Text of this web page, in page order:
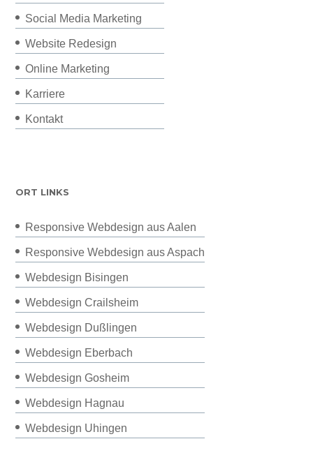
Social Media Marketing
Website Redesign
Online Marketing
Karriere
Kontakt
ORT LINKS
Responsive Webdesign aus Aalen
Responsive Webdesign aus Aspach
Webdesign Bisingen
Webdesign Crailsheim
Webdesign Dußlingen
Webdesign Eberbach
Webdesign Gosheim
Webdesign Hagnau
Webdesign Uhingen